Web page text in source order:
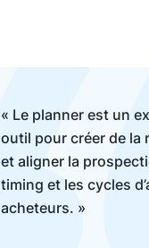
« Le planner est un
outil pour créer de la
et aligner la
timing et les cycles
acheteurs. »